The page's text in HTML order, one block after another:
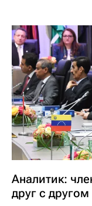
Аналитик:
друг с